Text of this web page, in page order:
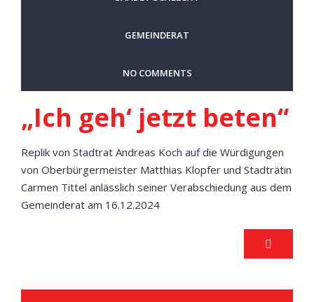
GEMEINDERAT
NO COMMENTS
„Ich geh‘ jetzt beten“
Replik von Stadtrat Andreas Koch auf die Würdigungen
von Oberbürgermeister Matthias Klopfer und Stadträtin
Carmen Tittel anlässlich seiner Verabschiedung aus dem
Gemeinderat am 16.12.2024